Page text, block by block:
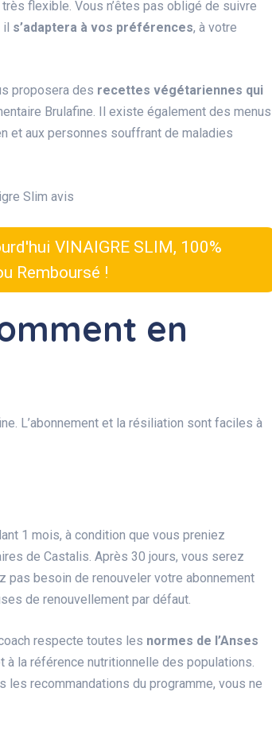
flexible. Vous n’êtes pas obligé de suivre
il s’adaptera à vos préférences, à votre
proposera des recettes végétariennes qui
Brulafine. Il existe également des menus
et aux personnes souffrant de maladies
VINAIGRE SLIM, 100%
Remboursé !
en
L’abonnement et la résiliation sont faciles à
1 mois, à condition que vous preniez
de Castalis. Après 30 jours, vous serez
pas besoin de renouveler votre abonnement
de renouvellement par défaut.
respecte toutes les normes de l’Anses
à la référence nutritionnelle des populations.
recommandations du programme, vous ne